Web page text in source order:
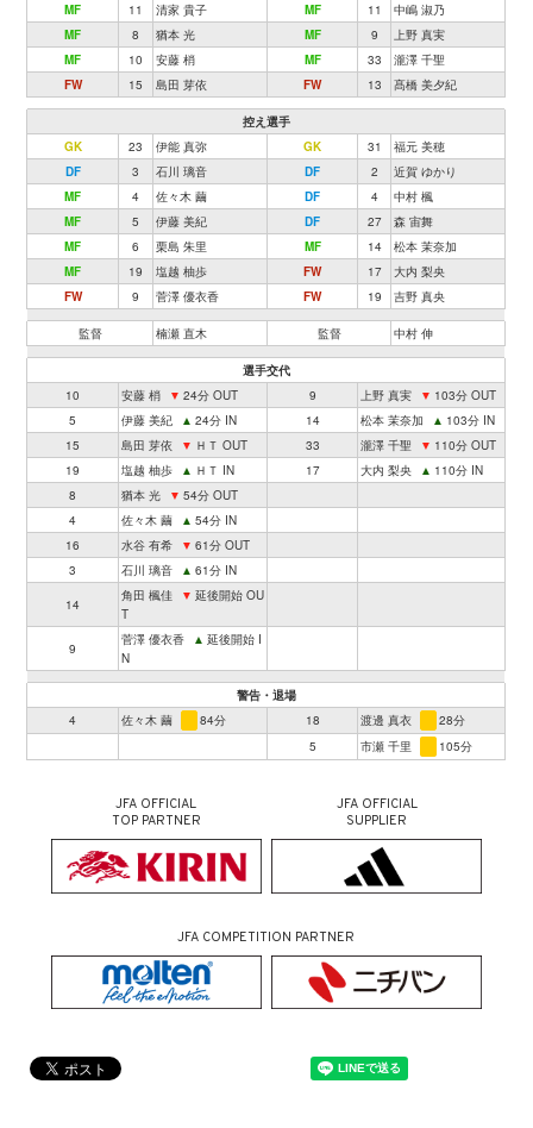
MF
11 清家 貴子 MF 11
中嶋 淑乃
MF
8 猶本 光 MF 9
上野 真実
MF
10 安藤 梢 MF 33
瀧澤 千聖
FW
15 島田 芽依 FW 13 髙橋 美夕紀
控え選手
GK
23 伊能 真弥 GK 31
福元 美穂
DF
3 石川 璃音 DF 2
近賀 ゆかり
MF
4 佐々木 繭 DF 4
中村 楓
MF
5 伊藤 美紀 DF 27
森 宙舞
MF
6 栗島 朱里 MF 14
松本 茉奈加
MF
19 塩越 柚歩 FW 17
大内 梨央
FW
9 菅澤 優衣香 FW 19 吉野 真央
監督 楠瀬 直木 監督 中村 伸
選手交代
10
安藤 梢 ▼ 24分 OUT 9 上野 真実 ▼ 103分 OUT
5
伊藤 美紀 ▲ 24分 IN 14 松本 茉奈加 ▲ 103分 IN
15
島田 芽依 ▼ ＨＴ OUT 33 瀧澤 千聖 ▼ 110分 OUT
19
塩越 柚歩 ▲ ＨＴ IN 17 大内 梨央 ▲ 110分 IN
8
猶本 光 ▼ 54分 OUT
4
佐々木 繭 ▲ 54分 IN
16
水谷 有希 ▼ 61分 OUT
3
石川 璃音 ▲ 61分 IN
14
角田 楓佳 ▼ 延後開始 OU
T
9
菅澤 優衣香 ▲ 延後開始 I
N
警告・退場
4
佐々木 繭 84分 18 渡邊 真衣
28分
5
市瀬 千里 105分
JFA OFFICIAL
TOP PARTNER
JFA OFFICIAL
SUPPLIER
JFA COMPETITION PARTNER